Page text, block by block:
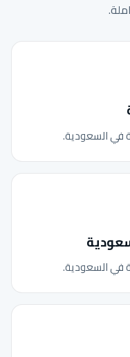
في السعودية.
في السعودية.